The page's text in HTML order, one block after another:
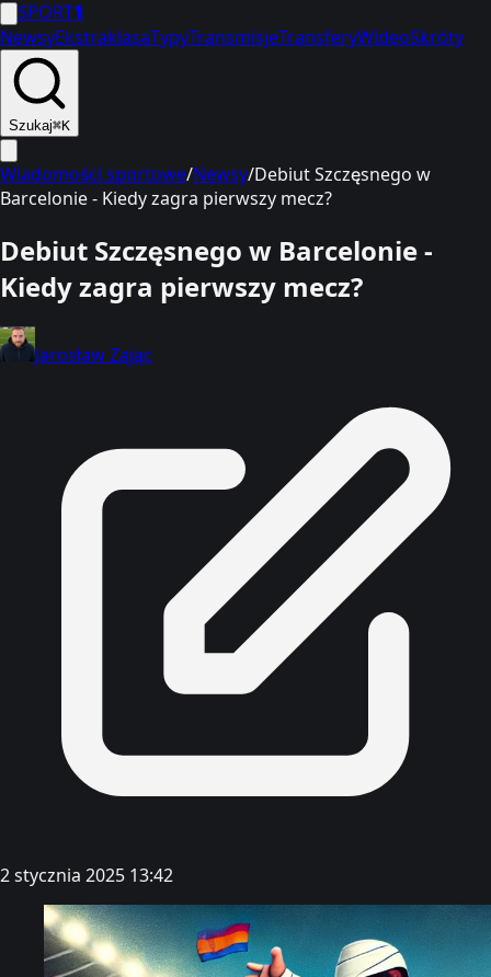
SPORT1
NewsyEkstraklasaTypyTransmisjeTransferyWideoSkróty
Szukaj⌘K
Wiadomości sportowe/Newsy/Debiut Szczęsnego w
Barcelonie - Kiedy zagra pierwszy mecz?
Debiut Szczęsnego w Barcelonie -
Kiedy zagra pierwszy mecz?
Jarosław Zając
2 stycznia 2025 13:42